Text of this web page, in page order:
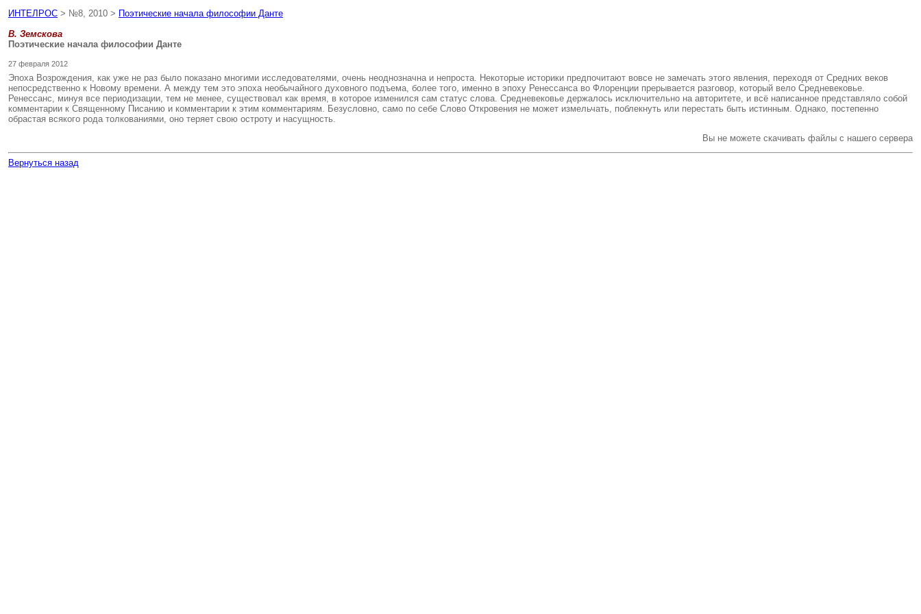
ИНТЕЛРОС > №8, 2010 > Поэтические начала философии Данте
В. Земскова
Поэтические начала философии Данте
27 февраля 2012
Эпоха Возрождения, как уже не раз было показано многими исследователями, очень неоднозначна и непроста. Некоторые историки предпочитают вовсе не замечать этого явления, переходя от Средних веков
непосредственно к Новому времени. А между тем это эпоха необычайного духовного подъема, более того, именно в эпоху Ренессанса во Флоренции прерывается разговор, который вело Средневековье.
Ренессанс, минуя все периодизации, тем не менее, существовал как время, в которое изменился сам статус слова. Средневековье держалось исключительно на авторитете, и всё написанное представляло собой
комментарии к Священному Писанию и комментарии к этим комментариям. Безусловно, само по себе Слово Откровения не может измельчать, поблекнуть или перестать быть истинным. Однако, постепенно
обрастая всякого рода толкованиями, оно теряет свою остроту и насущность.
Вы не можете скачивать файлы с нашего сервера
Вернуться назад